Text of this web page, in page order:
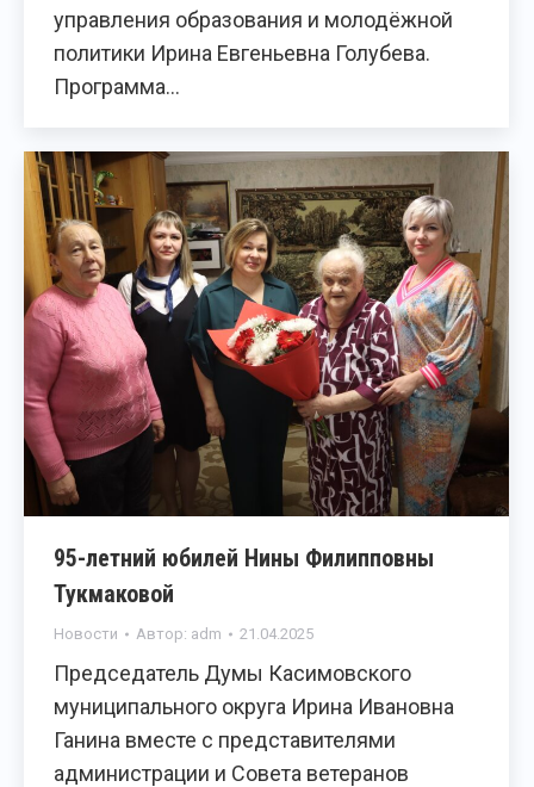
управления образования и молодёжной
политики Ирина Евгеньевна Голубева.
Программа…
95-летний юбилей Нины Филипповны
Тукмаковой
Новости Автор: adm 21.04.2025
Председатель Думы Касимовского
муниципального округа Ирина Ивановна
Ганина вместе с представителями
администрации и Совета ветеранов